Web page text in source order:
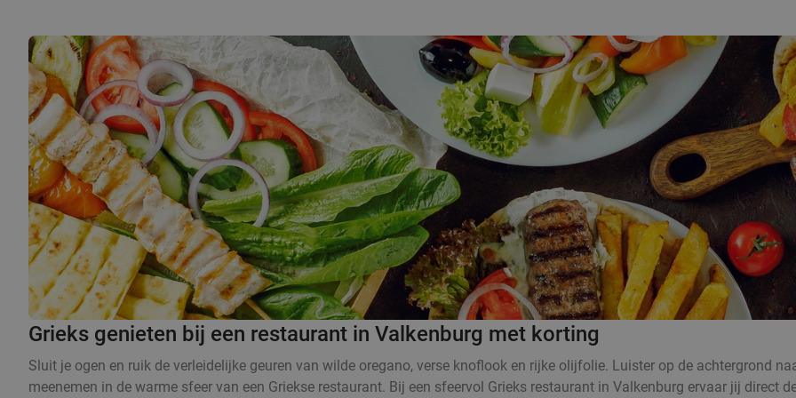
Grieks genieten bij een restaurant in Valkenburg met korting
Sluit je ogen en ruik de verleidelijke geuren van wilde oregano, verse knoflook en rijke olijfolie. Luister op de achtergrond
meenemen in de warme sfeer van een Griekse restaurant. Bij een sfeervol Grieks restaurant in Valkenburg ervaar jij direct